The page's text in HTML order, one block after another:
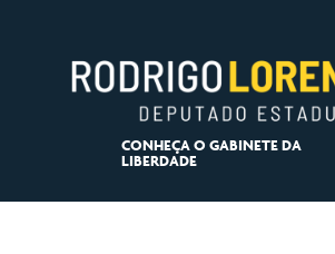
CONHEÇA O GABINETE DA
LIBERDADE